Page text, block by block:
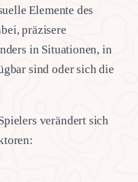
Elemente des
präzisere
in Situationen, in
sind oder sich die
verändert sich